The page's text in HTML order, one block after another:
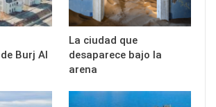
Burj Al
La ciudad que
desaparece bajo la
arena